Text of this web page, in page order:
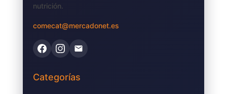
nutrición.
comecat@mercadonet.es
Categorías